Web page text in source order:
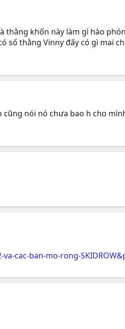
thằng khốn này làm gì hào
số thằng Vinny đấy có gì mai
nói nó chưa bao h cho
cac-ban-mo-rong-